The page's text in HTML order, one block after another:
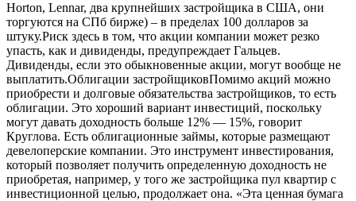
Horton, Lennar, два крупнейших застройщика в США, они
торгуются на СПб бирже) – в пределах 100 долларов за
штуку.Риск здесь в том, что акции компании может резко
упасть, как и дивиденды, предупреждает Гальцев.
Дивиденды, если это обыкновенные акции, могут вообще не
выплатить.Облигации застройщиковПомимо акций можно
приобрести и долговые обязательства застройщиков, то есть
облигации. Это хороший вариант инвестиций, поскольку
могут давать доходность больше 12% — 15%, говорит
Круглова. Есть облигационные займы, которые размещают
девелоперские компании. Это инструмент инвестирования,
который позволяет получить определенную доходность не
приобретая, например, у того же застройщика пул квартир с
инвестиционной целью, продолжает она. «Эта ценная бумага